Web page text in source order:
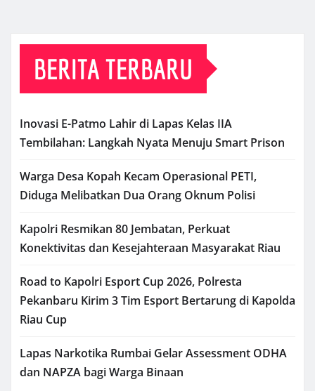
BERITA TERBARU
Inovasi E-Patmo Lahir di Lapas Kelas IIA
Tembilahan: Langkah Nyata Menuju Smart Prison
Warga Desa Kopah Kecam Operasional PETI,
Diduga Melibatkan Dua Orang Oknum Polisi
Kapolri Resmikan 80 Jembatan, Perkuat
Konektivitas dan Kesejahteraan Masyarakat Riau
Road to Kapolri Esport Cup 2026, Polresta
Pekanbaru Kirim 3 Tim Esport Bertarung di Kapolda
Riau Cup
Lapas Narkotika Rumbai Gelar Assessment ODHA
dan NAPZA bagi Warga Binaan